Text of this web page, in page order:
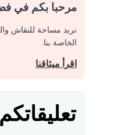
مرحبا بكم في
نريد مساحة للنقاش
الخاصة بنا.
اقرأ ميثاقنا
تعليقاتكم